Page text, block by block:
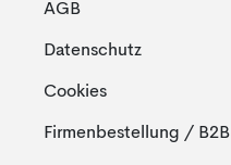
AGB
Datenschutz
Cookies
Firmenbestellung / B2B